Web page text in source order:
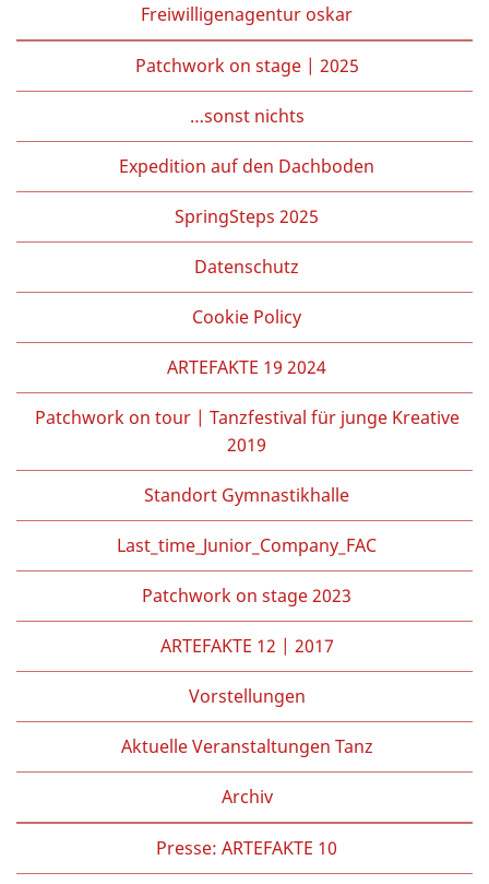
Freiwilligenagentur oskar
Patchwork on stage | 2025
…sonst nichts
Expedition auf den Dachboden
SpringSteps 2025
Datenschutz
Cookie Policy
ARTEFAKTE 19 2024
Patchwork on tour | Tanzfestival für junge Kreative
2019
Standort Gymnastikhalle
Last_time_Junior_Company_FAC
Patchwork on stage 2023
ARTEFAKTE 12 | 2017
Vorstellungen
Aktuelle Veranstaltungen Tanz
Archiv
Presse: ARTEFAKTE 10